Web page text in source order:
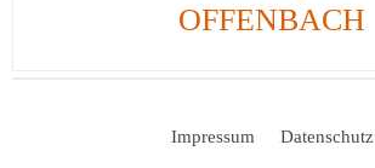
OFFENBACH
Impressum Datenschutz